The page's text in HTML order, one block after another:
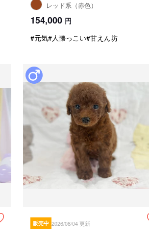
レッド系（赤色）
154,000 円
#元気#人懐っこい#甘えん坊
販売中 2026/08/04 更新